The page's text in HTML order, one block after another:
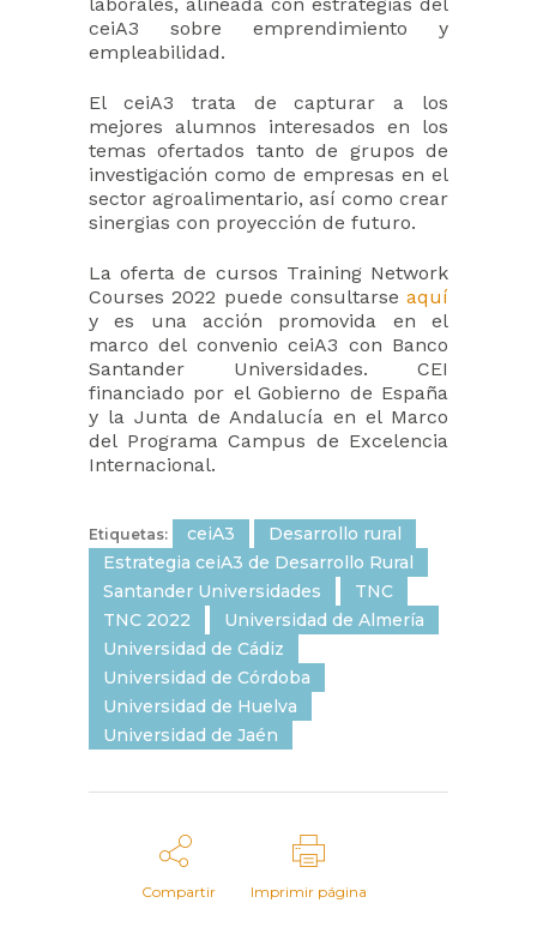
ceiA3 sobre emprendimiento y
empleabilidad.
El ceiA3 trata de capturar a los
mejores alumnos interesados en los
temas ofertados tanto de grupos de
investigación como de empresas en el
sector agroalimentario, así como crear
sinergias con proyección de futuro.
La oferta de cursos Training Network
Courses 2022 puede consultarse aquí
y es una acción promovida en el
marco del convenio ceiA3 con Banco
Santander Universidades. CEI
financiado por el Gobierno de España
y la Junta de Andalucía en el Marco
del Programa Campus de Excelencia
Internacional.
Etiquetas: ceiA3
Desarrollo rural
Estrategia ceiA3 de Desarrollo Rural
Santander Universidades
TNC
TNC 2022
Universidad de Almería
Universidad de Cádiz
Universidad de Córdoba
Universidad de Huelva
Universidad de Jaén
Compartir Imprimir página